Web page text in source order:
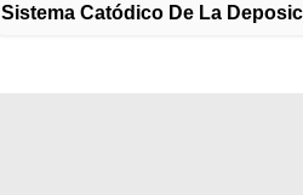
Sistema Catódico De La